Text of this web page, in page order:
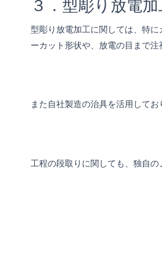
３．型彫り放電
型彫り放電加工に関しては、特
ーカット形状や、放電の目まで
また自社製造の治具を活用して
工程の段取りに関しても、独自